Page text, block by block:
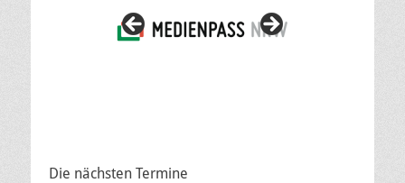
Die nächsten Termine